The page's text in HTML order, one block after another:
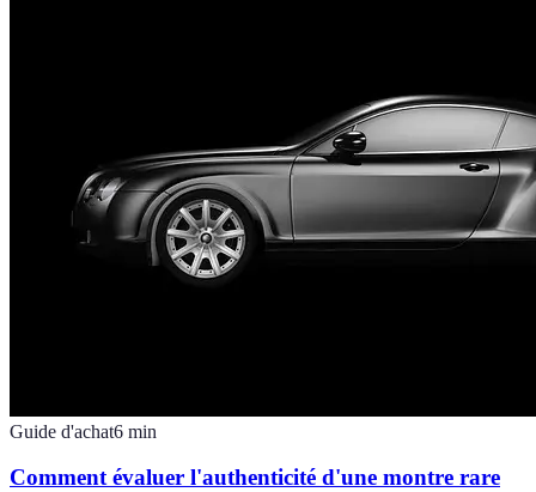
Guide d'achat6 min
Comment évaluer l'authenticité d'une montre rare